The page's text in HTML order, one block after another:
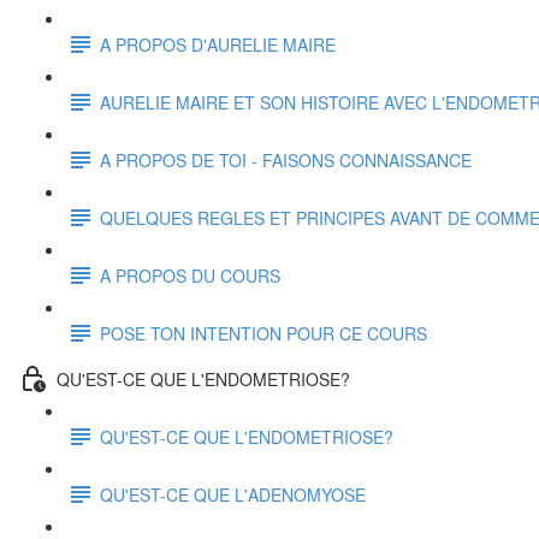
A PROPOS D'AURELIE MAIRE
AURELIE MAIRE ET SON HISTOIRE AVEC
A PROPOS DE TOI - FAISONS CONNAISSANCE
QUELQUES REGLES ET PRINCIPES AVANT DE
A PROPOS DU COURS
POSE TON INTENTION POUR CE COURS
QU'EST-CE QUE L'ENDOMETRIOSE?
QU'EST-CE QUE L'ENDOMETRIOSE?
QU'EST-CE QUE L'ADENOMYOSE